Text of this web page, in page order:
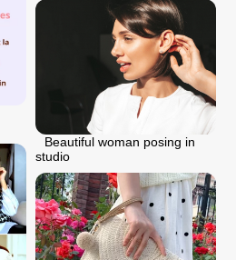
Beautiful woman posing in
studio